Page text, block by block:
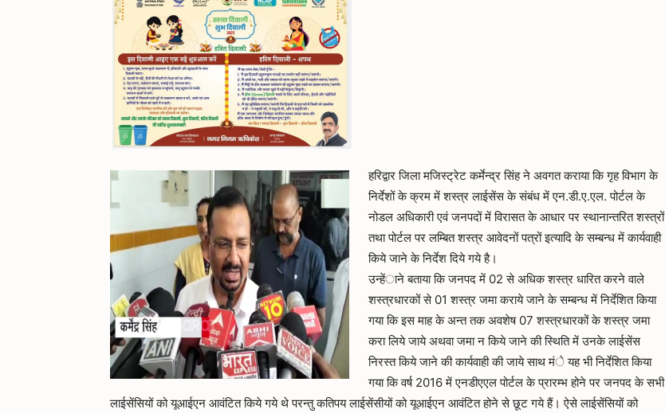
हरिद्वार जिला मजिस्ट्रेट कर्मेन्द्र सिंह ने अवगत कराया कि गृह विभाग के
निर्देशों के क्रम में शस्त्र लाईसेंस के संबंध में एन.डी.ए.एल. पोर्टल के
नोडल अधिकारी एवं जनपदों में विरासत के आधार पर स्थानान्तरित शस्त्रों
तथा पोर्टल पर लम्बित शस्त्र आवेदनों पत्रों इत्यादि के सम्बन्ध में कार्यवाही
किये जाने के निर्देश दिये गये है।
उन्हेंाने बताया कि जनपद में 02 से अधिक शस्त्र धारित करने वाले
शस्त्रधारकों से 01 शस्त्र जमा कराये जाने के सम्बन्ध में निर्देशित किया
गया कि इस माह के अन्त तक अवशेष 07 शस्त्रधारकों के शस्त्र जमा
करा लिये जाये अथवा जमा न किये जाने की स्थिति में उनके लाईसेंस
निरस्त किये जाने की कार्यवाही की जाये साथ मंे यह भी निर्देशित किया
गया कि वर्ष 2016 में एनडीएएल पोर्टल के प्रारम्भ होने पर जनपद के सभी
लाईसेंसियों को यूआईएन आवंटित किये गये थे परन्तु कतिपय लाईसेंसीयों को यूआईएन आवंटित होने से छूट गये हैं। ऐसे लाईसेंसियों को